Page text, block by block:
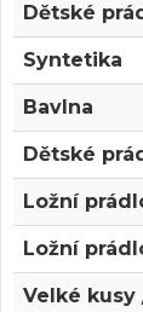
Dětské
Syntetika
Bavlna
Dětské
Ložní
Ložní
Velké kusy